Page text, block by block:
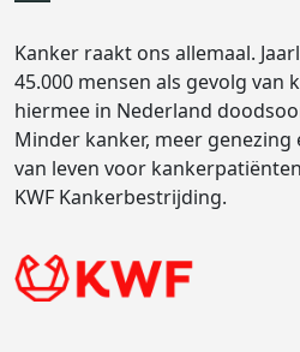
Kanker raakt ons allemaal.
45.000 mensen als gevolg van
hiermee in Nederland
Minder kanker, meer
van leven voor
KWF Kankerbestrijding.